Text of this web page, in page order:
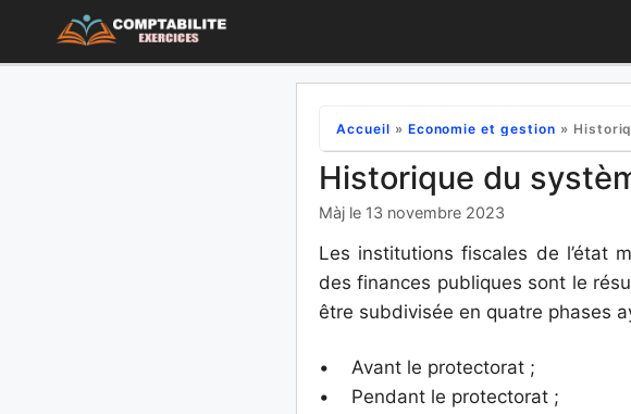
contenu
Accueil » Economie et gestion »
Historique du
Màj le 13 novembre 2023
Les institutions fiscales de l’état
des finances publiques sont le
être subdivisée en quatre phases
• Avant le protectorat ;
• Pendant le protectorat ;